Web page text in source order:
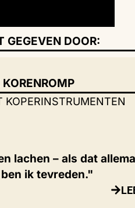
GEGEVEN DOOR:
KOPERINSTRUMENTEN
lachen – als dat
ik tevreden."